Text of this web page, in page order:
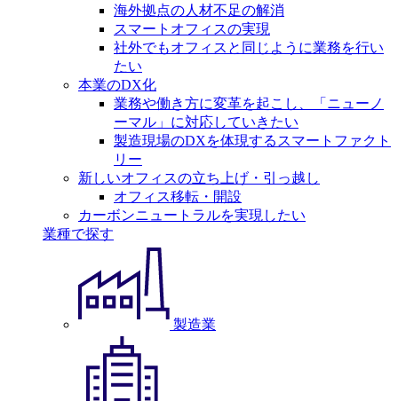
海外拠点の人材不足の解消
スマートオフィスの実現
社外でもオフィスと同じように業務を行い
たい
本業のDX化
業務や働き方に変革を起こし、「ニューノ
ーマル」に対応していきたい
製造現場のDXを体現するスマートファクト
リー
新しいオフィスの立ち上げ・引っ越し
オフィス移転・開設
カーボンニュートラルを実現したい
業種で探す
製造業